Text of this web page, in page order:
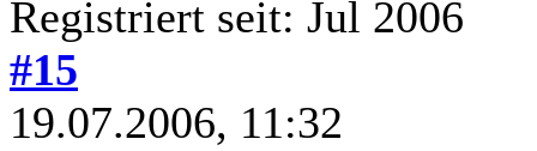
Registriert seit: Jul 2006
#15
19.07.2006, 11:32